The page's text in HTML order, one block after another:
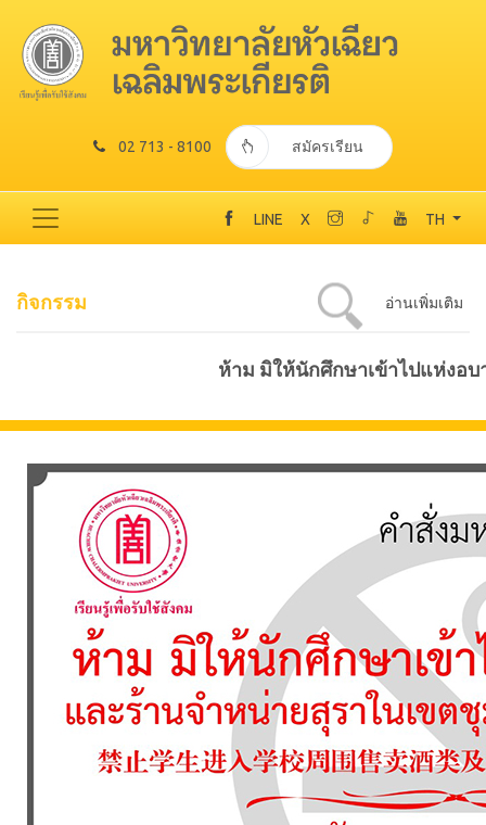
02 713 - 8100 สมัครเรียน
LINE X TH
กิจกรรม อ่านเพิ่มเติม
ห้าม มิให้นักศึกษาเข้าไปแห่งอ